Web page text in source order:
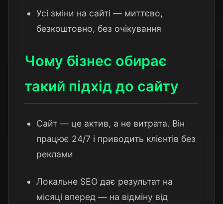
Усі зміни на сайті — миттєво,
безкоштовно, без очікування
Чому бізнес обирає
такий підхід до сайту
Сайт — це актив, а не витрата. Він
працює 24/7 і приводить клієнтів без
реклами
Локальне SEO дає результат на
місяці вперед — на відміну від